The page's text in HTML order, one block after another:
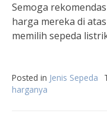
Semoga
harga mereka di
memilih sepeda
Posted in Jenis Sepeda
harganya